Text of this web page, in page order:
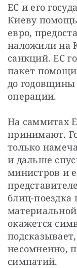
ЕС и его
Киеву
евро,
наложили на
санкций. ЕС
пакет
до годовщины
операции.
На саммитах
принимают.
только
и дальше
министров и
блиц-поездка
окажется
несомненно,
симпатий.